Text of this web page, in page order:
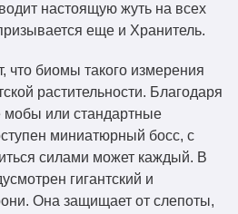
1.20.1 Скачать
1.21.1 Скачать
1.21.1 Скачать
1.20.1 Скачать
настоящую жуть на всех
еще и Хранитель.
что биомы такого измерения
растительности. Благодаря
или стандартные
миниатюрный босс, с
силами может каждый. В
гигантский и
Она защищает от слепоты,